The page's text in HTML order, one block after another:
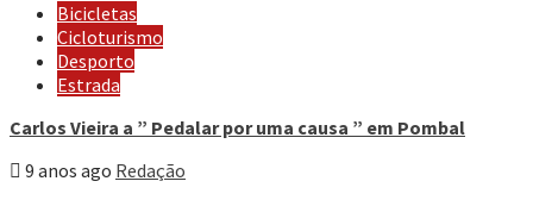
Bicicletas
Cicloturismo
Desporto
Estrada
Carlos Vieira a ” Pedalar por uma causa ” em Pombal
9 anos ago Redação